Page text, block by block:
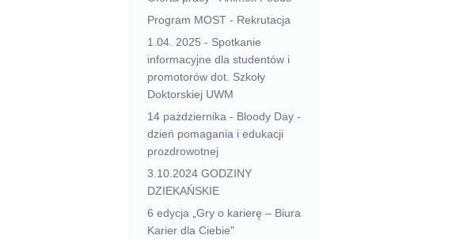
Program MOST - Rekrutacja
1.04. 2025 - Spotkanie
informacyjne dla studentów i
promotorów dot. Szkoły
Doktorskiej UWM
14 pażdziernika - Bloody Day -
dzień pomagania i edukacji
prozdrowotnej
3.10.2024 GODZINY
DZIEKAŃSKIE
6 edycja „Gry o karierę – Biura
Karier dla Ciebie"